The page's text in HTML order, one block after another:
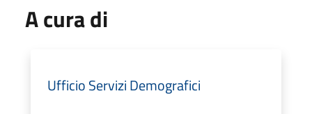
A cura di
Ufficio Servizi Demografici